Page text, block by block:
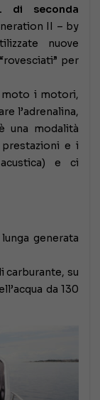
di seconda
II – by
nuove
per
moto i motori,
l’adrenalina,
una modalità
e i
e ci
generata
carburante, su
da 130